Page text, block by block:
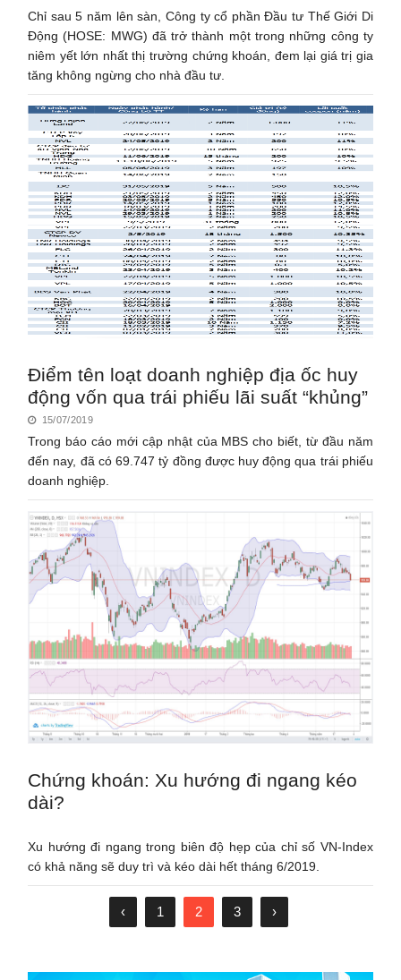
Chỉ sau 5 năm lên sàn, Công ty cổ phần Đầu tư Thế Giới Di
Động (HOSE: MWG) đã trở thành một trong những công ty
niêm yết lớn nhất thị trường chứng khoán, đem lại giá trị gia
tăng không ngừng cho nhà đầu tư.
Điểm tên loạt doanh nghiệp địa ốc huy
động vốn qua trái phiếu lãi suất “khủng”
15/07/2019
Trong báo cáo mới cập nhật của MBS cho biết, từ đầu năm
đến nay, đã có 69.747 tỷ đồng được huy động qua trái phiếu
doanh nghiệp.
Chứng khoán: Xu hướng đi ngang kéo
dài?
Xu hướng đi ngang trong biên độ hẹp của chỉ số VN-Index
có khả năng sẽ duy trì và kéo dài hết tháng 6/2019.
‹ 1 2 3 ›